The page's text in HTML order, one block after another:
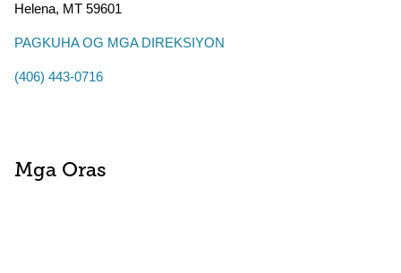
Helena, MT 59601
PAGKUHA OG MGA DIREKSIYON
(406) 443-0716
Mga Oras